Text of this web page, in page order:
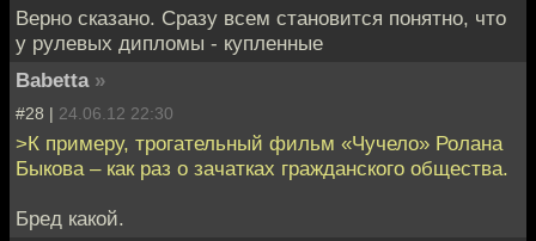
Верно сказано. Сразу всем становится понятно, что
у рулевых дипломы - купленные
Babetta »
#28 | 24.06.12 22:30
>К примеру, трогательный фильм «Чучело» Ролана
Быкова – как раз о зачатках гражданского общества.
Бред какой.